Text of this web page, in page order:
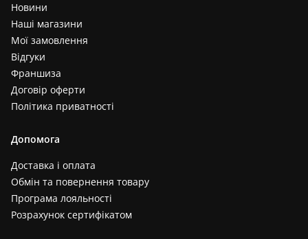
Новини
Наші магазини
Мої замовлення
Відгуки
Франшиза
Договір оферти
Політика приватності
Допомога
Доставка і оплата
Обмін та повернення товару
Програма лояльності
Розрахунок сертифікатом